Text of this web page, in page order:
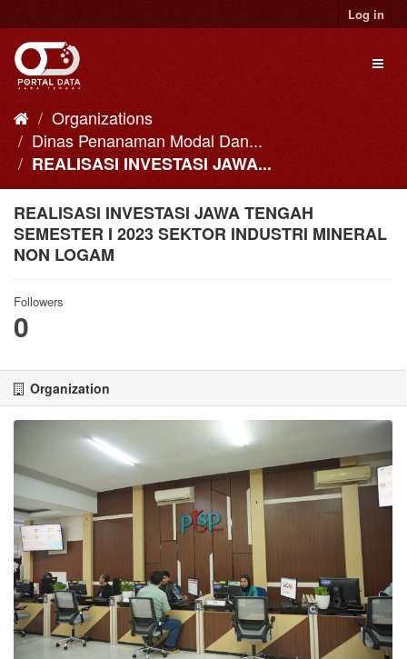
to
content
Log in
Organizations
Dinas Penanaman Modal Dan...
REALISASI INVESTASI JAWA...
REALISASI INVESTASI JAWA TENGAH
SEMESTER I 2023 SEKTOR INDUSTRI MINERAL
NON LOGAM
Followers
0
Organization